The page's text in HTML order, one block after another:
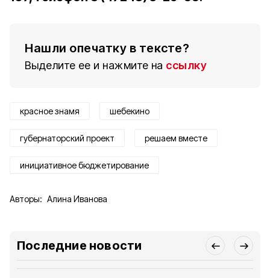
Нашли опечатку в тексте?
Выделите ее и нажмите на ссылку
красное знамя шебекино
губернаторский проект решаем вместе
инициативное бюджетирование
Авторы: Алина Иванова
Последние новости